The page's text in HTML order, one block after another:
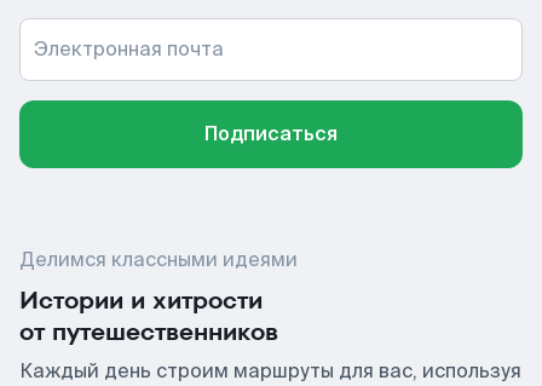
Электронная почта
Подписаться
Делимся классными идеями
Истории и хитрости
от путешественников
Каждый день строим маршруты для вас, используя